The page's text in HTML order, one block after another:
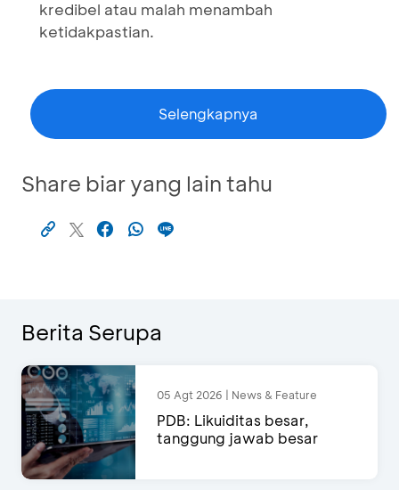
kredibel atau malah menambah
ketidakpastian.
Selengkapnya
Share biar yang lain tahu
Berita Serupa
05 Agt 2026 | News & Feature
PDB: Likuiditas besar,
tanggung jawab besar